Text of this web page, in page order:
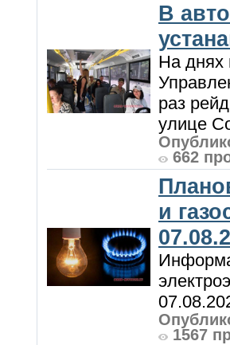
В
На днях
раз
улице
662
и
1567